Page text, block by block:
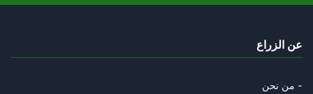
عن الزراع
من نحن -